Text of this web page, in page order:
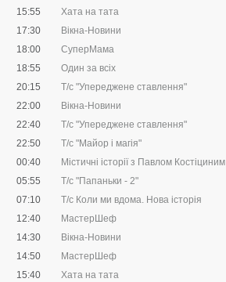
15:55
Хата на тата
17:30
Вікна-Новини
18:00
СуперМама
18:55
Один за всіх
20:15
Т/с "Упереджене ставлення"
22:00
Вікна-Новини
22:40
Т/с "Упереджене ставлення"
22:50
Т/с "Майор і магія"
00:40
Містичні історії з Павлом Костіциним
05:55
Т/с "Папаньки - 2"
07:10
Т/с Коли ми вдома. Нова історія
12:40
МастерШеф
14:30
Вікна-Новини
14:50
МастерШеф
15:40
Хата на тата